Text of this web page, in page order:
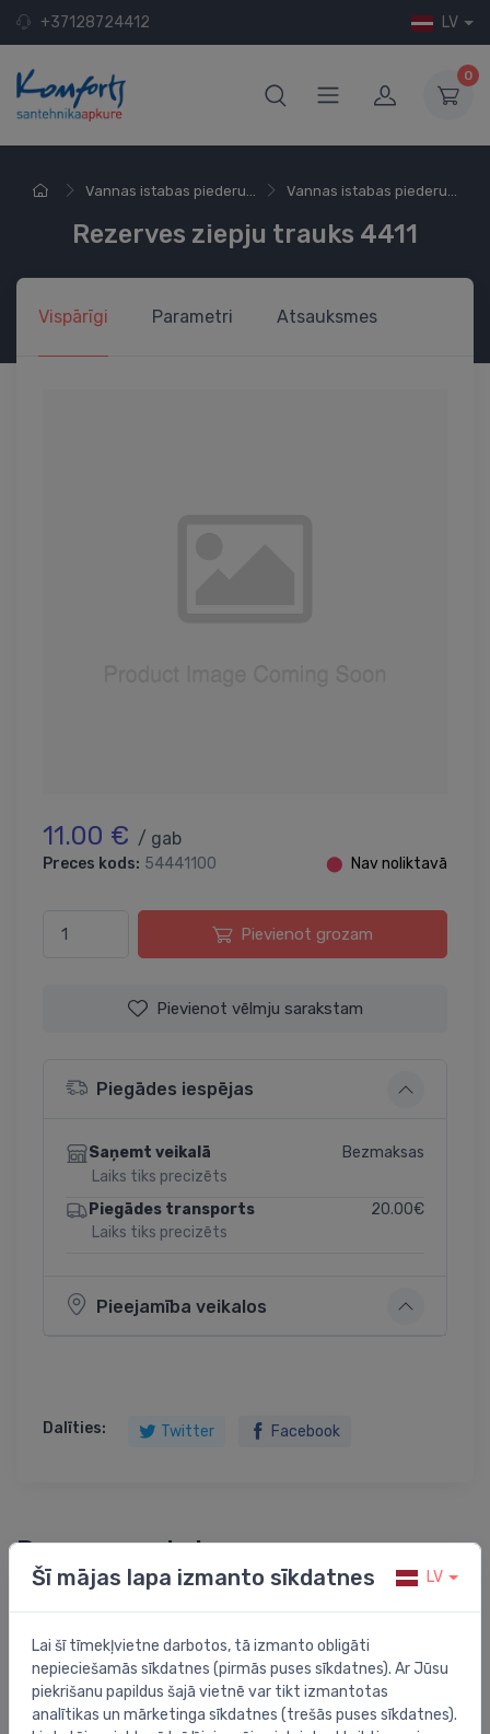
+37128724412 LV
0
Vannas istabas piederu... Vannas istabas piederu...
Rezerves ziepju trauks 4411
Vispārīgi Parametri Atsauksmes
11.00 € / gab
Preces kods: 54441100 ⬤ Nav noliktavā
Pievienot grozam
Pievienot vēlmju sarakstam
Piegādes iespējas
Saņemt veikalā
Laiks tiks precizēts
Bezmaksas
Piegādes transports
Laiks tiks precizēts
20.00€
Pieejamība veikalos
Dalīties: Twitter Facebook
Preces apraksts
Jums varētu arī interesēt
Šī mājas lapa izmanto sīkdatnes LV
Lai šī tīmekļvietne darbotos, tā izmanto obligāti
nepieciešamās sīkdatnes (pirmās puses sīkdatnes). Ar Jūsu
piekrišanu papildus šajā vietnē var tikt izmantotas
analītikas un mārketinga sīkdatnes (trešās puses sīkdatnes).